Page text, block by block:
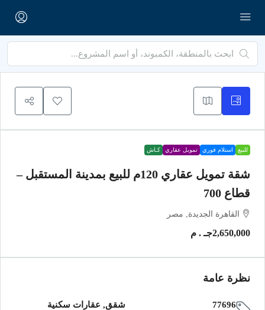
للبيع استلام فوري تمويل عقاري كـاش
شقة تمويل عقاري 120م للبيع بمدينة المستقبل –
قطاع 700
القاهرة الجديدة, مصر
2,650,000جـ . م
نظرة عامة
77696 شقق, عقارات سكنية